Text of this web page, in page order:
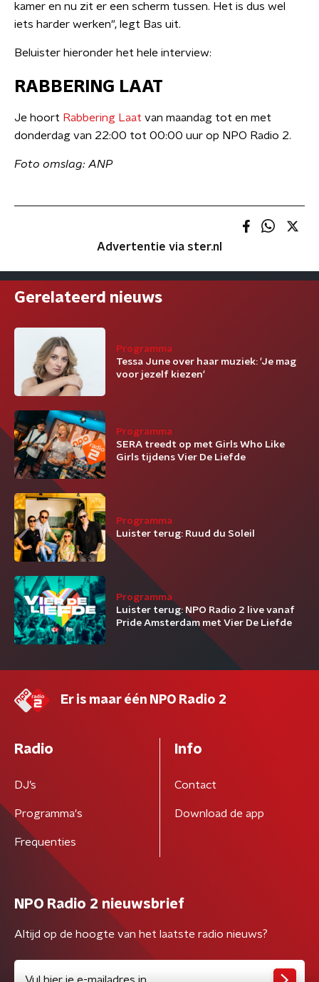
kamer en nu zit er een scherm tussen. Het is dus wel
iets harder werken", legt Bas uit.
Beluister hieronder het hele interview:
RABBERING LAAT
Je hoort Rabbering Laat van maandag tot en met
donderdag van 22:00 tot 00:00 uur op NPO Radio 2.
Foto omslag: ANP
Advertentie via ster.nl
Gerelateerd nieuws
Programma
Tessa June over haar muziek: 'Je mag
voor jezelf kiezen'
Programma
SERA treedt op met Girls Who Like
Girls tijdens Vier De Liefde
Programma
Luister terug: Ruud du Soleil
Programma
Luister terug: NPO Radio 2 live vanaf
Pride Amsterdam met Vier De Liefde
Er is maar één NPO Radio 2
Radio
DJ’s
Programma's
Frequenties
Info
Contact
Download de app
NPO Radio 2 nieuwsbrief
Altijd op de hoogte van het laatste radio nieuws?